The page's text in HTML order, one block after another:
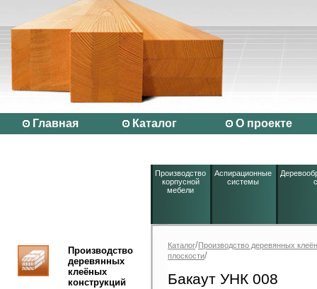
Главная Каталог О проекте
Производство
корпусной
мебели
Аспирационные
системы
Производство
деревянных
клеёных
конструкций
Каталог/Производство деревянных
плоскости/
Бакаут УНК 008